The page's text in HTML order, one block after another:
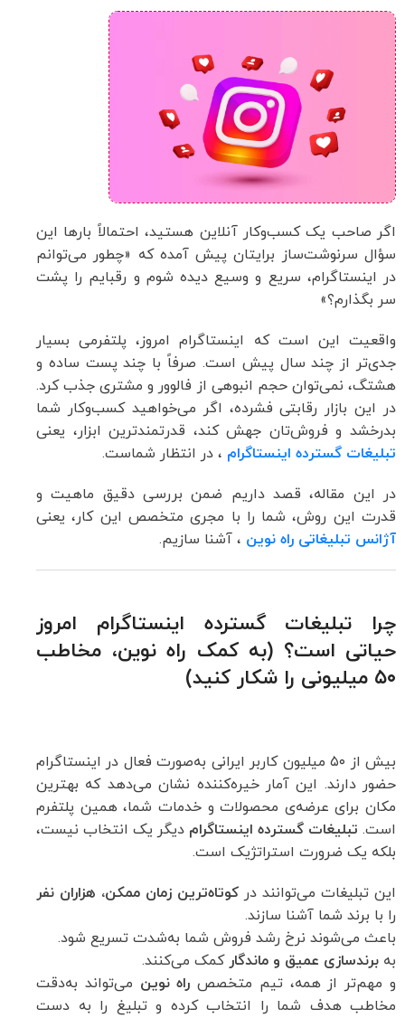
اگر صاحب یک کسب‌وکار آنلاین هستید، احتمالاً بارها این
سؤال سرنوشت‌ساز برایتان پیش آمده که «چطور می‌توانم
در اینستاگرام، سریع و وسیع دیده شوم و رقبایم را پشت
سر بگذارم؟»
واقعیت این است که اینستاگرام امروز، پلتفرمی بسیار
جدی‌تر از چند سال پیش است. صرفاً با چند پست ساده و
هشتگ، نمی‌توان حجم انبوهی از فالوور و مشتری جذب کرد.
در این بازار رقابتی فشرده، اگر می‌خواهید کسب‌وکار شما
بدرخشد و فروش‌تان جهش کند، قدرتمندترین ابزار، یعنی
تبلیغات گسترده اینستاگرام ، در انتظار شماست.
در این مقاله، قصد داریم ضمن بررسی دقیق ماهیت و
قدرت این روش، شما را با مجری متخصص این کار، یعنی
آژانس تبلیغاتی راه نوین ، آشنا سازیم.
چرا تبلیغات گسترده اینستاگرام امروز
حیاتی است؟ (به کمک راه نوین، مخاطب
۵۰ میلیونی را شکار کنید)
بیش از ۵۰ میلیون کاربر ایرانی به‌صورت فعال در اینستاگرام
حضور دارند. این آمار خیره‌کننده نشان می‌دهد که بهترین
مکان برای عرضه‌ی محصولات و خدمات شما، همین پلتفرم
است. تبلیغات گسترده اینستاگرام دیگر یک انتخاب نیست،
بلکه یک ضرورت استراتژیک است.
این تبلیغات می‌توانند در کوتاه‌ترین زمان ممکن، هزاران نفر
را با برند شما آشنا سازند.
باعث می‌شوند نرخ رشد فروش شما به‌شدت تسریع شود.
به برندسازی عمیق و ماندگار کمک می‌کنند.
و مهم‌تر از همه، تیم متخصص راه نوین می‌تواند به‌دقت
مخاطب هدف شما را انتخاب کرده و تبلیغ را به دست